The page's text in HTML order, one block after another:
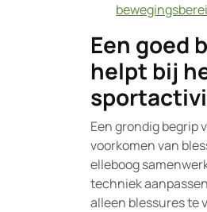
Een goed
helpt bij
Een grondig begrip
voorkomen van
elleboog
techniek
alleen blessures te